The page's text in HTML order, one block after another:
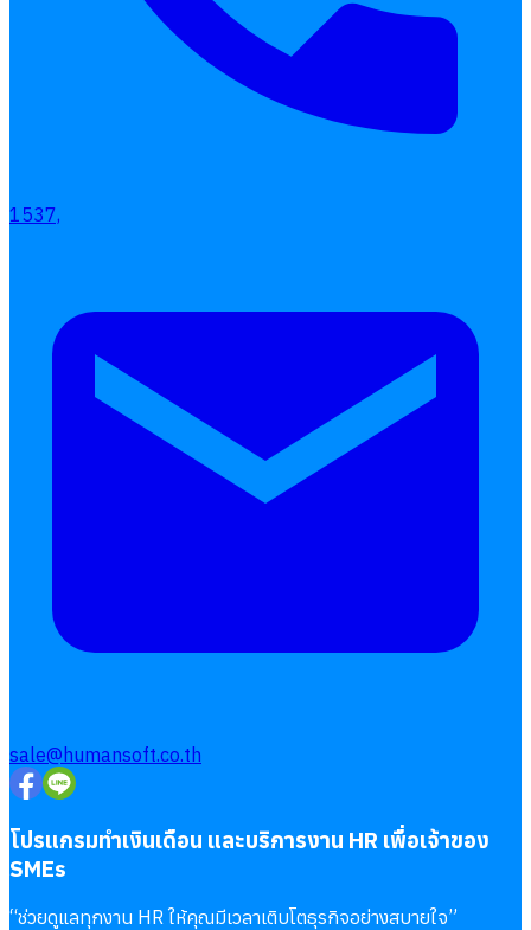
โอที
เบี้ยขยัน
แบบฟอร์มประเมินพนักงาน
บริการรับทำเงินเดือน
1537,
sale@humansoft.co.th
โปรแกรมทำเงินเดือน และบริการงาน HR เพื่อเจ้าของ
SMEs
“ช่วยดูแลทุกงาน HR ให้คุณมีเวลาเติบโตธุรกิจอย่างสบายใจ”